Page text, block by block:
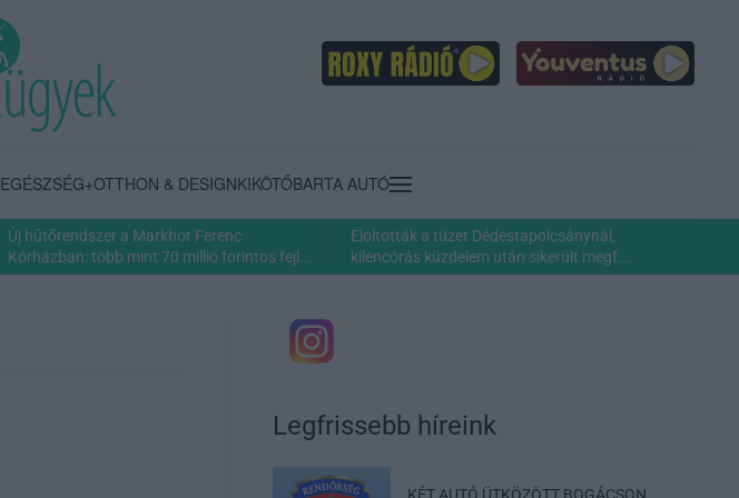
EGÉSZSÉG+OTTHON & DESIGNKIKÖTŐBARTA AUTÓ
Új hűtőrendszer a Markhot Ferenc
Kórházban: több mint 70 millió forintos fejl...
Eloltották a tüzet Dédestapolcsánynál,
kilencórás küzdelem után sikerült megf...
Legfrissebb híreink
KÉT AUTÓ ÜTKÖZÖTT BOGÁCSON,